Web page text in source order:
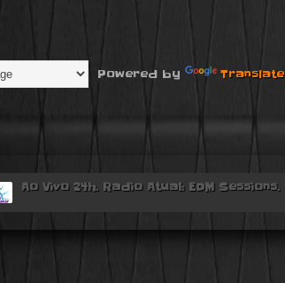
Powered by Translate
Ao Vivo 24h. Radio Atual: EDM Sessions.